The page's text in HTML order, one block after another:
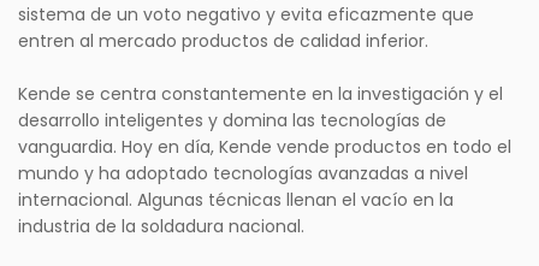
sistema de un voto negativo y evita eficazmente que
entren al mercado productos de calidad inferior.
Kende se centra constantemente en la investigación y el
desarrollo inteligentes y domina las tecnologías de
vanguardia. Hoy en día, Kende vende productos en todo el
mundo y ha adoptado tecnologías avanzadas a nivel
internacional. Algunas técnicas llenan el vacío en la
industria de la soldadura nacional.